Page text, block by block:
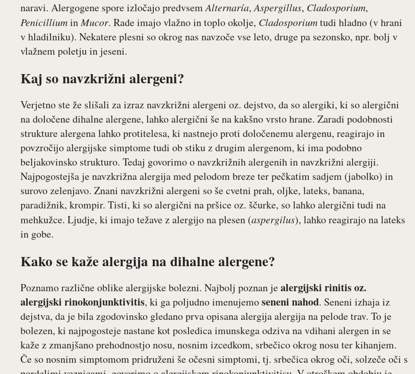
naravi. Alergogene spore izločajo predvsemAlternaría, Aspergillus, Cladosporium,
PenicilliuminMucor. Rade imajo vlažno in toplo okolje, Cladosporiumtudi hladno (v hrani
v hladilniku). Nekatere plesni so okrog nas navzoče vse leto, druge pa sezonsko, npr. bolj v
vlažnem poletju in jeseni.
Kaj so navzkrižni alergeni?
Verjetno ste že slišali za izraz navzkrižni alergeni oz. dejstvo, da so alergiki, ki so alergični
na določene dihalne alergene, lahko alergični še na kakšno vrsto hrane. Zaradi podobnosti
strukture alergena lahko protitelesa, ki nastnejo proti določenemu alergenu, reagirajo in
povzročijo alergijske simptome tudi ob stiku z drugim alergenom, ki ima podobno
beljakovinsko strukturo. Tedaj govorimo o navzkrižnih alergenih in navzkrižni alergiji.
Najpogostejša je navzkrižna alergija med pelodom breze ter pečkatim sadjem (jabolko) in
surovo zelenjavo. Znani navzkrižni alergeni so še cvetni prah, oljke, lateks, banana,
paradižnik, krompir. Tisti, ki so alergični na pršice oz. ščurke, so lahko alergični tudi na
mehkužce. Ljudje, ki imajo težave z alergijo na plesen (aspergilus), lahko reagirajo na lateks
in gobe.
Kako se kaže alergija na dihalne alergene?
Poznamo različne oblike alergijske bolezni. Najbolj poznan jealergijski rinitis oz.
alergijski rinokonjunktivitis, ki ga poljudno imenujemoseneni nahod. Seneni izhaja iz
dejstva, da je bila zgodovinsko gledano prva opisana alergija alergija na pelode trav. To je
bolezen, ki najpogosteje nastane kot posledica imunskega odziva na vdihani alergen in se
kaže z zmanjšano prehodnostjo nosu, nosnim izcedkom, srbečico okrog nosu ter kihanjem.
Če so nosnim simptomom pridruženi še očesni simptomi, tj. srbečica okrog oči, solzeče oči s